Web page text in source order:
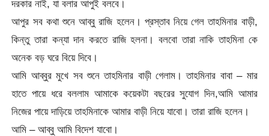
দরকার নাই, যা বলার আপুই বলবে।
আপুর সব কথা শুনে আব্বু রাজি হলেন। প্রস্তাব নিয়ে গেল তাহমিনার বাড়ী,
কিন্তু তারা কন্যা দান করতে রাজি হলনা। বলবো তারা নাকি তাহমিনা কে
অনেক বড় ঘরে বিয়ে দিবে।
আমি আব্বুর মুখে সব শুনে তাহমিনার বাড়ী গেলাম। তাহমিনার বাবা – মার
হাতে পায়ে ধরে বললাম আমাকে কয়েকটা বছরের সুযোগ দিন,আমি আমার
নিজের পায়ে দাড়িয়ে তাহমিনাকে আমার বাড়ী নিয়ে যাবো। তারা রাজি হলেন।
আমি – আব্বু আমি বিদেশ যাবো।